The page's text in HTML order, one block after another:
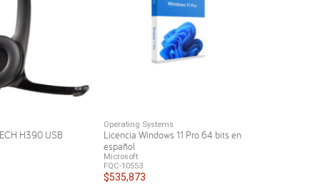
H390 USB
Operating Systems
Licencia Windows 11 Pro 64 bits en
español
Microsoft
FQC-10553
$535,873